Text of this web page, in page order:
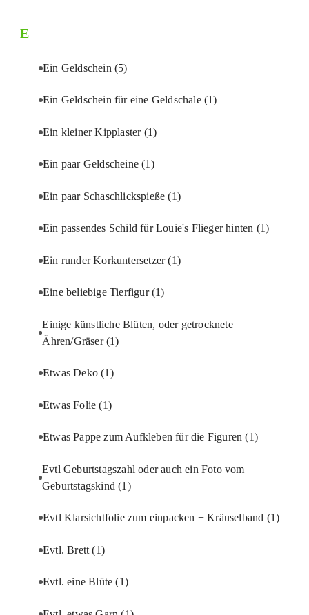
E
Ein Geldschein (5)
Ein Geldschein für eine Geldschale (1)
Ein kleiner Kipplaster (1)
Ein paar Geldscheine(1)
Ein paar Schaschlickspieße(1)
Ein passendes Schild für Louie's Flieger hinten (1)
Ein runder Korkuntersetzer(1)
Eine beliebige Tierfigur(1)
Einige künstliche Blüten, oder getrocknete
Ähren/Gräser(1)
Etwas Deko(1)
Etwas Folie(1)
Etwas Pappe zum Aufkleben für die Figuren(1)
Evtl Geburtstagszahl oder auch ein Foto vom
Geburtstagskind(1)
Evtl Klarsichtfolie zum einpacken + Kräuselband (1)
Evtl. Brett(1)
Evtl. eine Blüte(1)